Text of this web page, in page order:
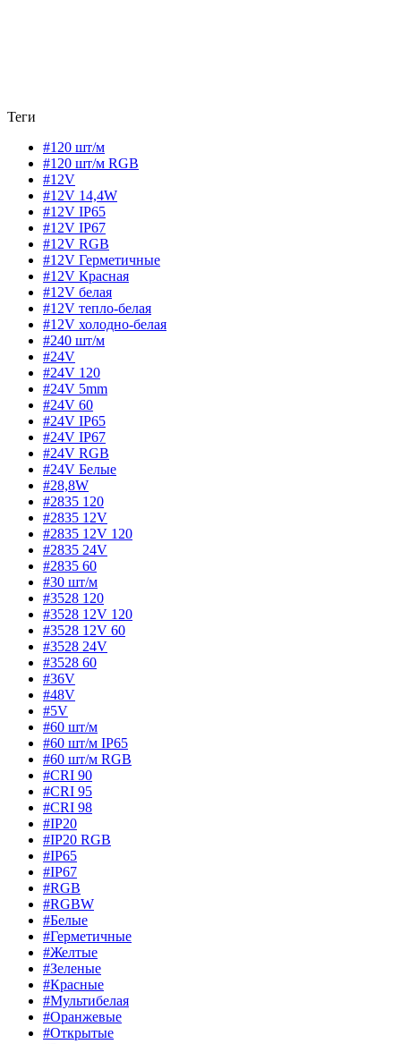
Теги
#120 шт/м
#120 шт/м RGB
#12V
#12V 14,4W
#12V IP65
#12V IP67
#12V RGB
#12V Герметичные
#12V Красная
#12V белая
#12V тепло-белая
#12V холодно-белая
#240 шт/м
#24V
#24V 120
#24V 5mm
#24V 60
#24V IP65
#24V IP67
#24V RGB
#24V Белые
#28,8W
#2835 120
#2835 12V
#2835 12V 120
#2835 24V
#2835 60
#30 шт/м
#3528 120
#3528 12V 120
#3528 12V 60
#3528 24V
#3528 60
#36V
#48V
#5V
#60 шт/м
#60 шт/м IP65
#60 шт/м RGB
#CRI 90
#CRI 95
#CRI 98
#IP20
#IP20 RGB
#IP65
#IP67
#RGB
#RGBW
#Белые
#Герметичные
#Желтые
#Зеленые
#Красные
#Мультибелая
#Оранжевые
#Открытые